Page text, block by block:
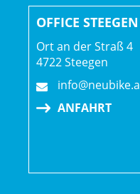
Lenkerband Griffe: Trek
Nylonschraubklemmung
Sattel: Verse Short,
OFFICE STEEGEN
Ort an der Straß 4
4722 Steegen
ANFAHRT